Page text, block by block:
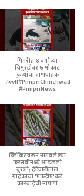
पिंपरीत ४ वर्षांच्या
चिमुरडीवर ७ मोकाट
कुत्र्यांचा प्राणघातक
हल्ला#PimpriChinchwad
#PimpriNews
ब्लिंकिटवरून मागवलेल्या
फरसबीमध्ये आढळली
बुरशी; हंडेवाडीतील
ग्राहकाची 'एफडीए'कडे
कारवाईची मागणी